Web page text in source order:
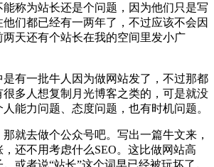
称为站长还是个问题，因为他们只是写
们都已经有一两年了，不过应该不会因
天还有个站长在我的空间里发小广
有一批牛人因为做网站发了，不过那都
多人想复制月光博客之类的，可是就没
能力问题、态度问题，也有时机问题。
就去做个公众号吧。写出一篇牛文来，
还不用考虑什么SEO。这比做网站高
或者说“站长”这个词早已经被玩坏了。